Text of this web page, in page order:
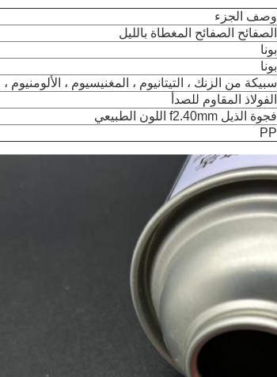
وصف الجزء
الصفائح الصفائح المغطاة بالليل
بونا
بونا
سبيكة من الزنك ، التيتانيوم ، المغنيسيوم ، الألومنيوم ،
الفولاذ المقاوم للصدأ
فجوة الذيل f2.40mm اللون الطبيعي
PP